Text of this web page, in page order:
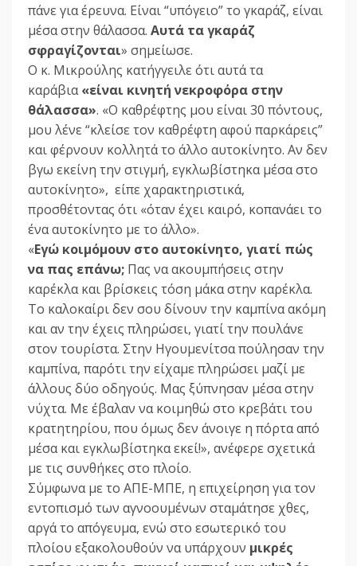
πάνε για έρευνα. Είναι “υπόγειο” το γκαράζ, είναι
μέσα στην θάλασσα. Αυτά τα γκαράζ
σφραγίζονται» σημείωσε.
Ο κ. Μικρούλης κατήγγειλε ότι αυτά τα
καράβια«είναι κινητή νεκροφόρα στην
θάλασσα». «Ο καθρέφτης μου είναι 30 πόντους,
μου λένε “κλείσε τον καθρέφτη αφού παρκάρεις”
και φέρνουν κολλητά το άλλο αυτοκίνητο. Αν δεν
βγω εκείνη την στιγμή, εγκλωβίστηκα μέσα στο
αυτοκίνητο», είπε χαρακτηριστικά,
προσθέτοντας ότι «όταν έχει καιρό, κοπανάει το
ένα αυτοκίνητο με το άλλο».
«Εγώ κοιμόμουν στο αυτοκίνητο, γιατί πώς
να πας επάνω; Πας να ακουμπήσεις στην
καρέκλα και βρίσκεις τόση μάκα στην καρέκλα.
Το καλοκαίρι δεν σου δίνουν την καμπίνα ακόμη
και αν την έχεις πληρώσει, γιατί την πουλάνε
στον τουρίστα. Στην Ηγουμενίτσα πούλησαν την
καμπίνα, παρότι την είχαμε πληρώσει μαζί με
άλλους δύο οδηγούς. Μας ξύπνησαν μέσα στην
νύχτα. Με έβαλαν να κοιμηθώ στο κρεβάτι του
κρατητηρίου, που όμως δεν άνοιγε η πόρτα από
μέσα και εγκλωβίστηκα εκεί!», ανέφερε σχετικά
με τις συνθήκες στο πλοίο.
Σύμφωνα με το ΑΠΕ-ΜΠΕ, η επιχείρηση για τον
εντοπισμό των αγνοουμένων σταμάτησε χθες,
αργά το απόγευμα, ενώ στο εσωτερικό του
πλοίου εξακολουθούν να υπάρχουν μικρές